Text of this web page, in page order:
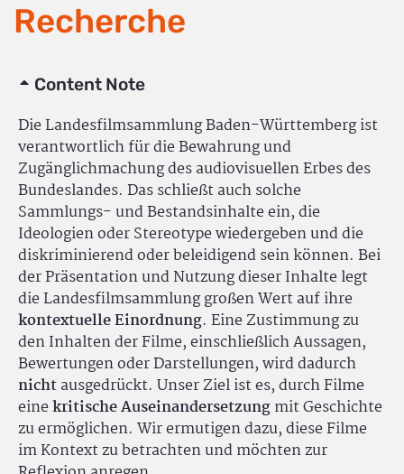
Recherche
Content Note
Die Landesfilmsammlung Baden-Württemberg ist
verantwortlich für die Bewahrung und
Zugänglichmachung des audiovisuellen Erbes des
Bundeslandes. Das schließt auch solche
Sammlungs- und Bestandsinhalte ein, die
Ideologien oder Stereotype wiedergeben und die
diskriminierend oder beleidigend sein können. Bei
der Präsentation und Nutzung dieser Inhalte legt
die Landesfilmsammlung großen Wert auf ihre
kontextuelle Einordnung. Eine Zustimmung zu
den Inhalten der Filme, einschließlich Aussagen,
Bewertungen oder Darstellungen, wird dadurch
nichtausgedrückt. Unser Ziel ist es, durch Filme
einekritische Auseinandersetzungmit Geschichte
zu ermöglichen. Wir ermutigen dazu, diese Filme
im Kontext zu betrachten und möchten zur